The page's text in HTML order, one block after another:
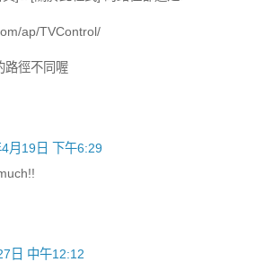
ap/TVControl/
路徑不同喔
月19日 下午6:29
日 中午12:12